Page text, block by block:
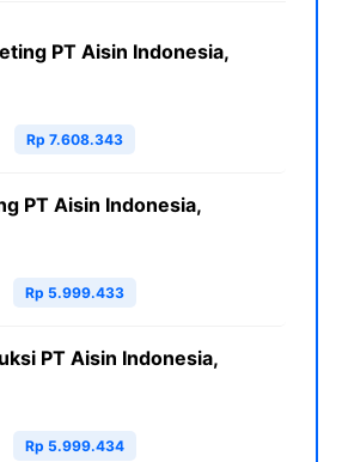
PT Aisin Indonesia,
Rp 7.608.343
PT Aisin Indonesia,
Rp 5.999.433
PT Aisin Indonesia,
Rp 5.999.434